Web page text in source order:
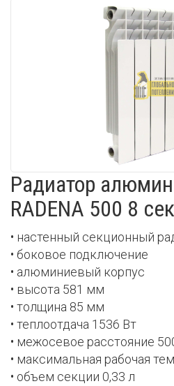
Радиатор
RADENA 500 8
• настенный секционный
• боковое подключение
• алюминиевый корпус
• высота 581 мм
• толщина 85 мм
• теплоотдача 1536 Вт
• межосевое расстояние
• максимальная рабочая
• объем секции 0,33 л